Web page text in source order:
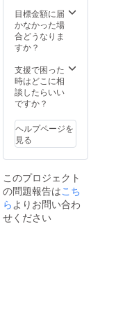
目標金額に届
かなかった場
合どうなりま
すか？
支援で困った
時はどこに相
談したらいい
ですか？
ヘルプページを
見る
このプロジェクト
の問題報告はこち
らよりお問い合わ
せください